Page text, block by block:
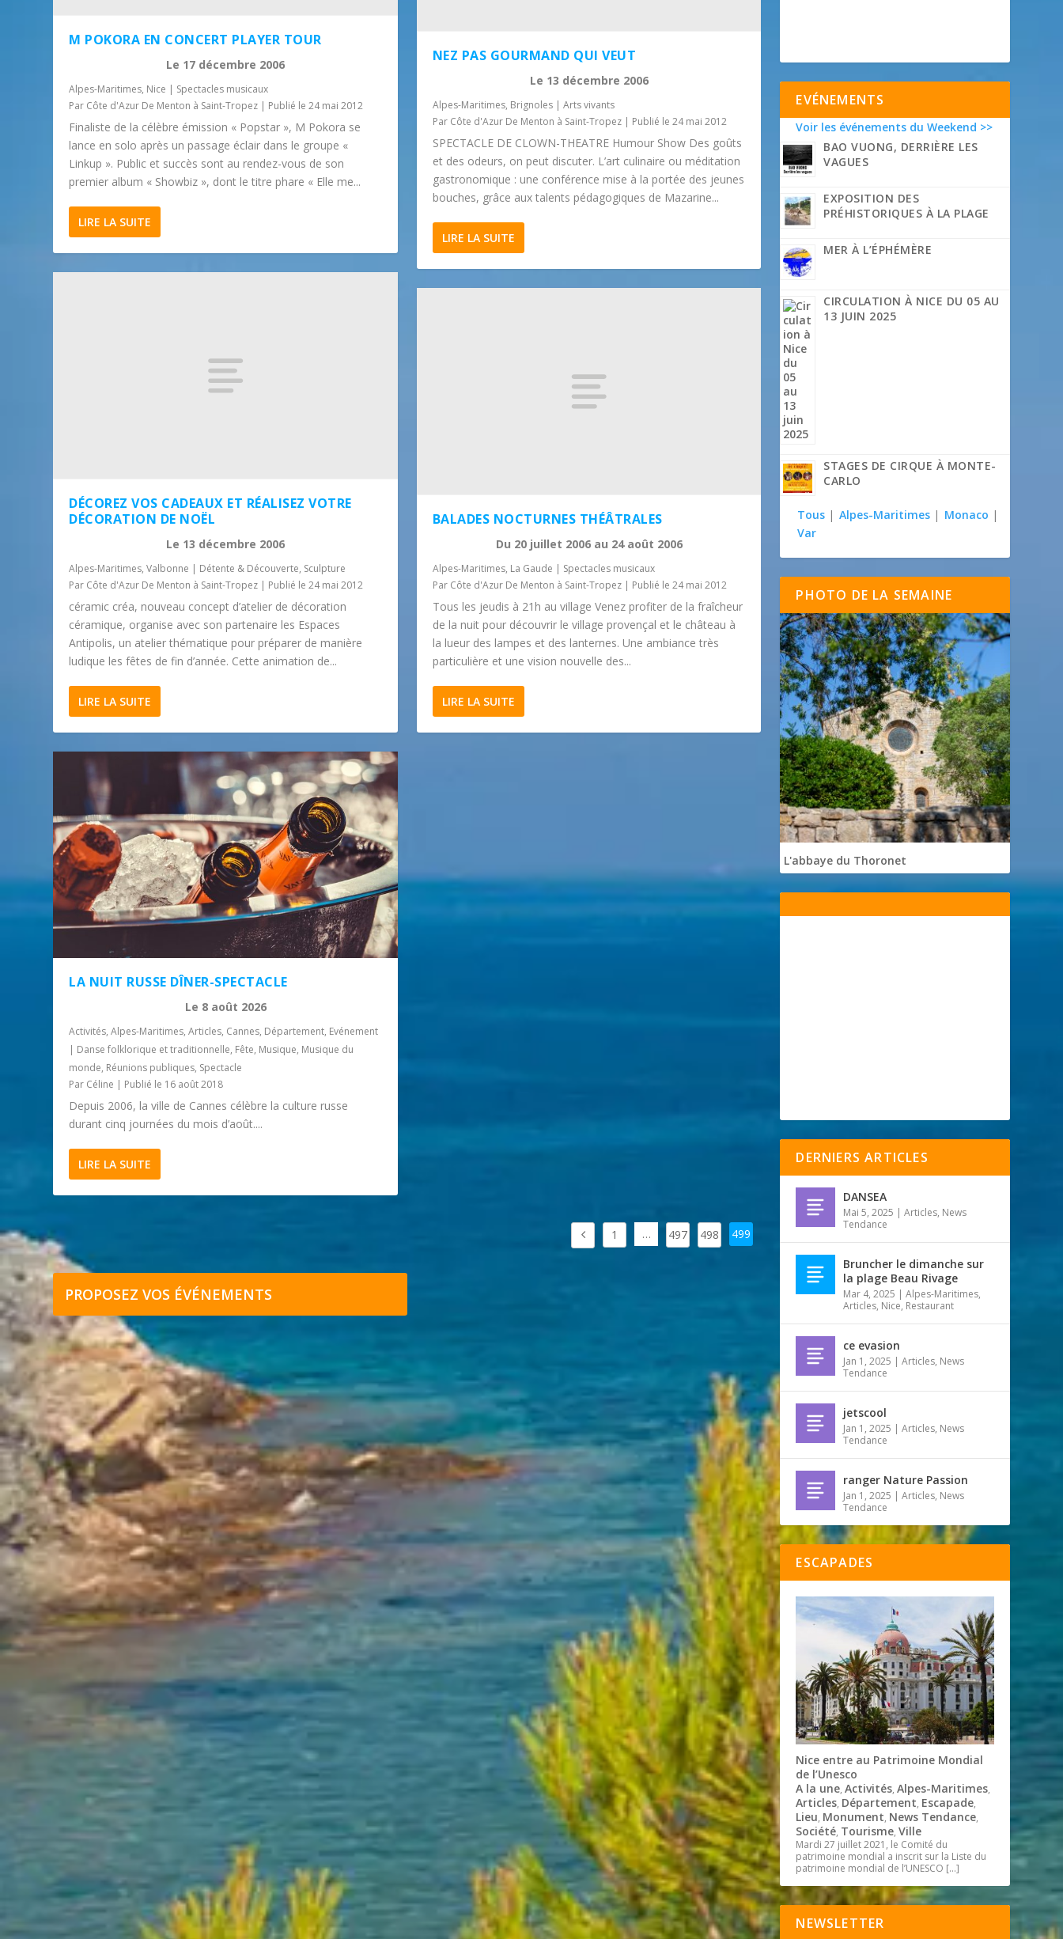
M POKORA EN CONCERT PLAYER TOUR
Le 17 décembre 2006
Alpes-Maritimes, Nice | Spectacles musicaux
Par Côte d'Azur De Menton à Saint-Tropez | Publié le 24 mai 2012
Finaliste de la célèbre émission « Popstar », M Pokora se
lance en solo après un passage éclair dans le groupe «
Linkup ». Public et succès sont au rendez-vous de son
premier album « Showbiz », dont le titre phare « Elle me...
LIRE LA SUITE
DÉCOREZ VOS CADEAUX ET RÉALISEZ VOTRE
DÉCORATION DE NOËL
Le 13 décembre 2006
Alpes-Maritimes,Valbonne | Détente & Découverte, Sculpture
Par Côte d'Azur De Menton à Saint-Tropez | Publié le 24 mai 2012
céramic créa, nouveau concept d’atelier de décoration
céramique, organise avec son partenaire les Espaces
Antipolis, un atelier thématique pour préparer de manière
ludique les fêtes de fin d’année. Cette animation de...
LIRE LA SUITE
LA NUIT RUSSE DÎNER-SPECTACLE
Le 8 août 2026
Activités,Alpes-Maritimes,Articles, Cannes, Département, Evénement
| Danse folklorique et traditionnelle, Fête, Musique, Musique du
monde, Réunions publiques, Spectacle
Par Céline | Publié le 16 août 2018
Depuis 2006, la ville de Cannes célèbre la culture russe
durant cinq journées du mois d’août....
LIRE LA SUITE
NEZ PAS GOURMAND QUI VEUT
Le 13 décembre 2006
Alpes-Maritimes, Brignoles| Arts vivants
Par Côte d'Azur De Menton à Saint-Tropez| Publié le 24 mai 2012
SPECTACLE DE CLOWN-THEATRE Humour Show Des goûts
et des odeurs, on peut discuter. L’art culinaire ou méditation
gastronomique : une conférence mise à la portée des jeunes
bouches, grâce aux talents pédagogiques de Mazarine...
LIRE LA SUITE
BALADES NOCTURNES THÉÂTRALES
Du 20 juillet 2006au 24 août 2006
Alpes-Maritimes, La Gaude | Spectacles musicaux
Par Côte d'Azur De Menton à Saint-Tropez| Publié le 24 mai 2012
Tous les jeudis à 21h au village Venez profiter de la fraîcheur
de la nuit pour découvrir le village provençal et le château à
la lueur des lampes et des lanternes. Une ambiance très
particulière et une vision nouvelle des...
LIRE LA SUITE
1 … 497 498 499
PROPOSEZ VOS ÉVÉNEMENTS
EVÉNEMENTS
Voir les événements du Weekend >>
BAO VUONG, DERRIÈRE LES
VAGUES
EXPOSITION DES
PRÉHISTORIQUES À LA PLAGE
MER À L’ÉPHÉMÈRE
CIRCULATION À NICE DU 05 AU
13 JUIN 2025
STAGES DE CIRQUE À MONTE-
CARLO
Tous | Alpes-Maritimes | Monaco |
Var
PHOTO DE LA SEMAINE
L'abbaye du Thoronet
DERNIERS ARTICLES
DANSEA
Mai 5, 2025 |Articles, News
Tendance
Bruncher le dimanche sur
la plage Beau Rivage
Mar 4, 2025 |Alpes-Maritimes,
Articles, Nice, Restaurant
ce evasion
Jan 1, 2025 |Articles, News
Tendance
jetscool
Jan 1, 2025 |Articles, News
Tendance
ranger Nature Passion
Jan 1, 2025 |Articles, News
Tendance
ESCAPADES
Nice entre au Patrimoine Mondial
de l’Unesco
A la une,Activités,Alpes-Maritimes,
Articles, Département, Escapade,
Lieu, Monument, News Tendance,
Société, Tourisme,Ville
Mardi 27 juillet 2021, le Comité du
patrimoine mondial a inscrit sur la Liste du
patrimoine mondial de l’UNESCO […]
NEWSLETTER